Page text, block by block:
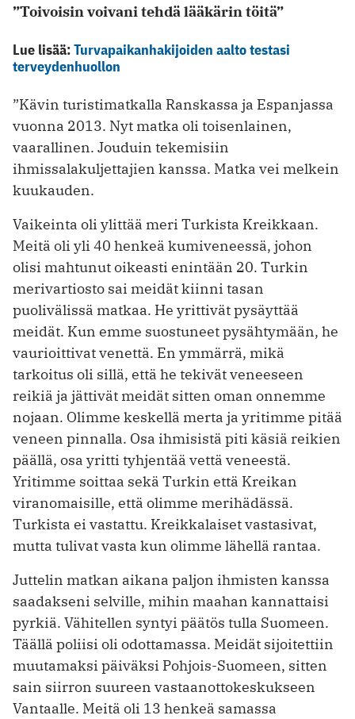
”Toivoisin voivani tehdä lääkärin töitä”
Lue lisää:Turvapaikanhakijoiden aalto testasi
terveydenhuollon
”Kävin turistimatkalla Ranskassa ja Espanjassa
vuonna 2013. Nyt matka oli toisenlainen,
vaarallinen. Jouduin tekemisiin
ihmissalakuljettajien kanssa. Matka vei melkein
kuukauden.
Vaikeinta oli ylittää meri Turkista Kreikkaan.
Meitä oli yli 40 henkeä kumiveneessä, johon
olisi mahtunut ­oikeasti enintään 20. Turkin
merivartiosto sai meidät kiinni tasan
puolivälissä matkaa. He yrittivät pysäyttää
meidät. Kun emme suostuneet pysähtymään, he
vaurioittivat venettä. En ymmärrä, mikä
tarkoitus oli sillä, että he tekivät veneeseen
reikiä ja jättivät meidät sitten oman onnemme
nojaan. Olimme keskellä merta ja yritimme pitää
veneen pinnalla. Osa ihmisistä piti käsiä reikien
päällä, osa yritti tyhjentää vettä ­veneestä.
Yritimme soittaa sekä Turkin että Kreikan
viranomaisille, että olimme merihädässä.
Turkista ei vastattu. Kreikkalaiset vastasivat,
mutta tulivat vasta kun olimme lähellä rantaa.
Juttelin matkan aikana paljon ihmisten kanssa
saadakseni selville, mihin maahan kannattaisi
pyrkiä. Vähitellen syntyi päätös tulla Suomeen.
Täällä ­poliisi oli odottamassa. Meidät sijoitettiin
muutamaksi päiväksi Pohjois-Suomeen, sitten
sain siirron suureen vastaanottokeskukseen
Vantaalle. Meitä oli 13 henkeä samassa